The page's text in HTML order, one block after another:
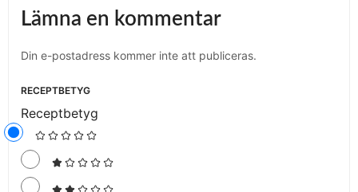
Lämna en kommentar
Din e-postadress kommer inte att publiceras.
RECEPTBETYG
Receptbetyg